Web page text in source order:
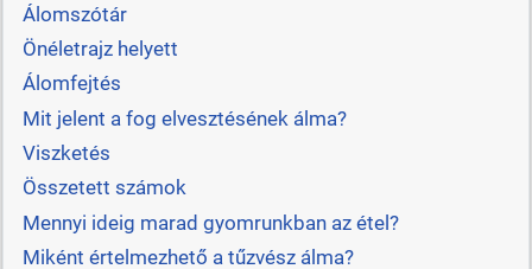
Álomszótár
Önéletrajz helyett
Álomfejtés
Mit jelent a fog elvesztésének álma?
Viszketés
Összetett számok
Mennyi ideig marad gyomrunkban az étel?
Miként értelmezhető a tűzvész álma?